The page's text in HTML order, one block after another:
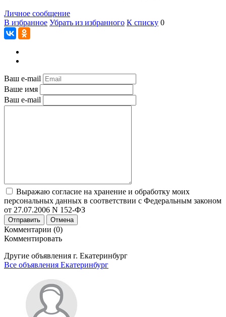
Личное сообщение
В избранное Убрать из избранного К списку 0
Ваш e-mail
Ваше имя
Ваш e-mail
Выражаю согласие на хранение и обработку моих
персональных данных в соответствии с Федеральным законом
от 27.07.2006 N 152-ФЗ
Отправить Отмена
Комментарии (0)
Комментировать
Другие объявления г. Екатеринбург
Все объявления Екатеринбург